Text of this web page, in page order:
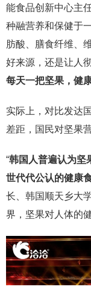
能食品创新中心主
种融营养和保健于
肪酸、膳食纤维、
好来源，还是让人
每天一把坚果，健
实际上，对比发达
差距，国民对坚果
“韩国人普遍认为坚
世代代公认的健康食
长、韩国顺天乡大
界，坚果对人体的